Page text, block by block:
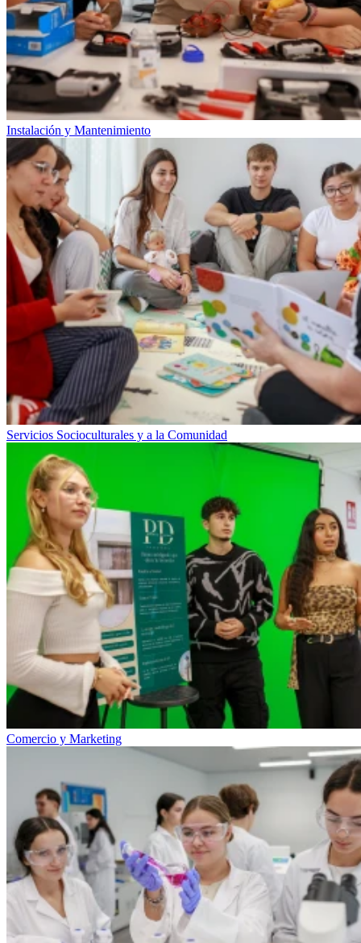
Instalación y Mantenimiento
Servicios Socioculturales y a la Comunidad
Comercio y Marketing